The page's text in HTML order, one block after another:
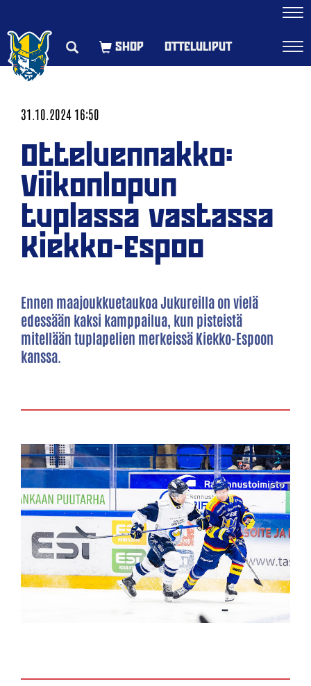
OTTELULIPUT
31.10.2024 16:50
Otteluennakko:
Viikonlopun
tuplassa vastassa
Kiekko-Espoo
Ennen maajoukkuetaukoa Jukureilla on vielä
edessään kaksi kamppailua, kun pisteistä
mitellään tuplapelien merkeissä Kiekko-Espoon
kanssa.